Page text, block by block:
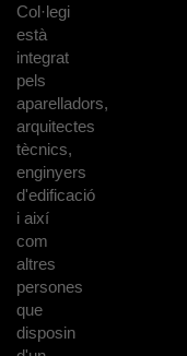
Col·legi
està
integrat
pels
aparelladors,
arquitectes
tècnics,
enginyers
d'edificació
i així
com
altres
persones
que
disposin